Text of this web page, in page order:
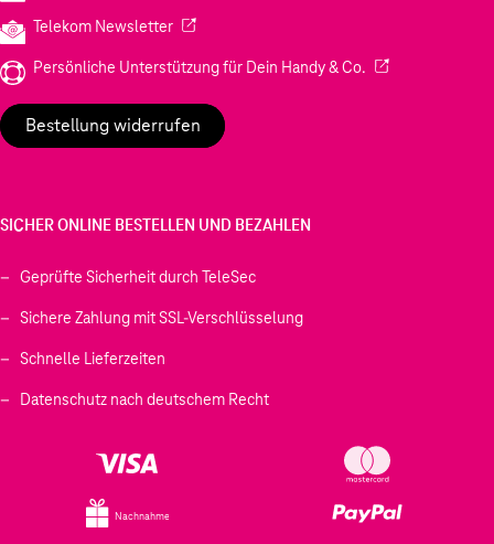
Telekom Newsletter(Wird in einem neuen Tab geöffnet)
Persönliche Unterstützung für Dein Handy & Co. (Wird in einem
Bestellung widerrufen
SICHER ONLINE BESTELLEN UND BEZAHLEN
Geprüfte Sicherheit durch TeleSec
Sichere Zahlung mit SSL-Verschlüsselung
Schnelle Lieferzeiten
Datenschutz nach deutschem Recht
Nachnahme